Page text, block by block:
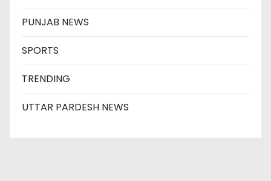
PUNJAB NEWS
SPORTS
TRENDING
UTTAR PARDESH NEWS